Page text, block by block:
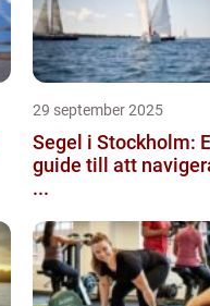
29 september 2025
Segel i Stockholm:
guide till att
...